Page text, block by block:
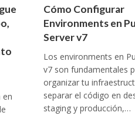
en
Cómo Configurar
Environments en
Server v7
Los environments en
v7 son fundamentales
organizar tu
separar el código en
staging y producción,…